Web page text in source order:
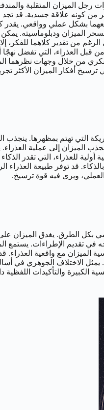
الميزان المتقلبة
كونه علاقة جسدية. قد تجد
بشكل عملي وواقعي. يقدر
ودبلوماسيته. يمكن
من تقدير كلاهما
من قبل العذراء، التي تفضل
من خلال وجهات
أفكار الميزان الأكثر
التي تهتم بمظهرها. ينجذب
الميزان إلى عملية
للعذراء، التي تقدر
قد توفر طبيعة العذراء
ويرى فيه قوة ترسيخ.
الطرق. يغدق الميزان على
في تقديم الإطراءات.
الميزان مع واقعية
يمثل الاختلاف الجوهري في
الكبيرة والتأكيدات